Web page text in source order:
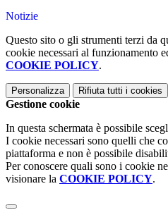
Notizie
Questo sito o gli strumenti terzi da
cookie necessari al funzionamento
COOKIE POLICY.
Personalizza Rifiuta tutti i cookies
Gestione cookie
In questa schermata è possibile
I cookie necessari sono quelli che
piattaforma e non è possibile
Per conoscere quali sono i cookie
visionare la COOKIE POLICY.